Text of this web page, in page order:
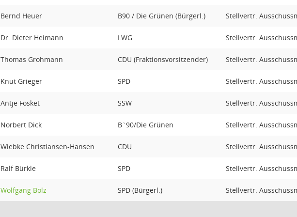
Bernd Heuer B90 / Die Grünen (Bürgerl.) Stellvertr.
Dr. Dieter Heimann LWG Stellvertr.
Thomas Grohmann CDU (Fraktionsvorsitzender) Stellvertr.
Knut Grieger SPD Stellvertr.
Antje Fosket SSW Stellvertr.
Norbert Dick B`90/Die Grünen Stellvertr.
Wiebke Christiansen-Hansen CDU Stellvertr.
Ralf Bürkle SPD Stellvertr.
Wolfgang Bolz SPD (Bürgerl.) Stellvertr.